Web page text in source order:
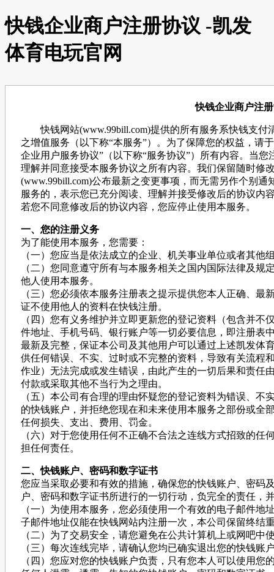
快钱企业商户注册协议 -凯发
体育电玩官网
快钱企业商户注
快钱网站(www.99bill.com)提供的所有服务系快钱支付
之增值服务（以下称“本服务”）。为了保障您的权益，请
企业用户服务协议”（以下称“服务协议”）所有内容。当
理解并同意接受本服务协议之所有内容。我们保留随时修
(www.99bill.com)公布最新之变更事项，而无需另作个别
服务的，表示您已充分阅读、理解并接受修改后的协议内
若您不同意修改后的协议内容，您应停止使用本服务。
一、您的注册义务
为了能使用本服务，您需要：
（一）您应当是依法成立的企业、机关事业单位或者其
（二）您同意遵守所有与本服务相关之国内国际法律及
他人使用本服务。
（三）您必须依本服务注册表之提示提供您本人正确、最
证不使用他人的资料在快钱注册。
（四）您有义务维护并立即更新您的登记资料（包含并
件地址、手机号码、银行账户等一切必要信息，即注册表
最新及完整，保证本公司及其他用户可以通过上述凯发体
供任何错误、不实、过时或不完整的资料，导致有关流程
作业）无法完成或发生错误，由此产生的一切后果和责任
付款或采取其他不当行为之理由。
（五）本公司有合理的理由怀疑您的登记资料为错误、
的快钱账户，并拒绝您现在和未来使用本服务之部份或全
任何损失、支出、费用、罚金。
（六）对于您使用任何不正确不合法之连线方式招致的
担任何责任。
二、快钱账户、密码和数字证书
您应当采取必要和有效的措施，确保您的快钱账户、密码
户、密码和数字证书所进行的一切行动，负完全的责任，
（一）为使用本服务，您必须使用一个有效的电子邮件
子邮件地址仅能在快钱网站内注册一次，本公司保留终结
（二）为了交易安全，请您避免在公共计算机上或网吧中
（三）每次连线完毕，请确认您均已确实退出您的快钱账
（四）您应对您的快钱账户负责，只有您本人可以使用